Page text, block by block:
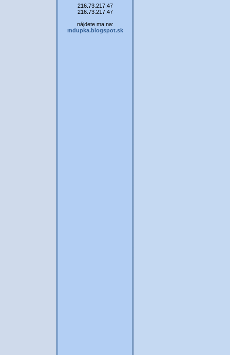
216.73.217.47
216.73.217.47
nájdete ma na:
mdupka.blogspot.sk